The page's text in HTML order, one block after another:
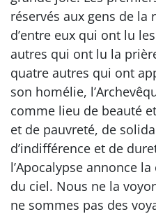
réservés aux gens de la
d’entre eux qui ont lu
autres qui ont lu la
quatre autres qui ont
son homélie,
comme lieu de beauté
et de pauvreté, de
d’indifférence et de
l’Apocalypse annonce
du ciel. Nous ne la
ne sommes pas des